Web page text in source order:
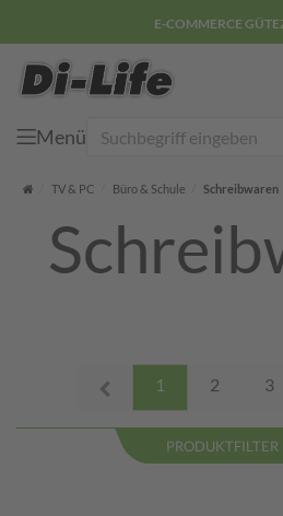
E-COMMERCE
Menü
Startseite
TV & PC Büro & Schule Schreibwaren
1 2 3
PRODUKTFILTER